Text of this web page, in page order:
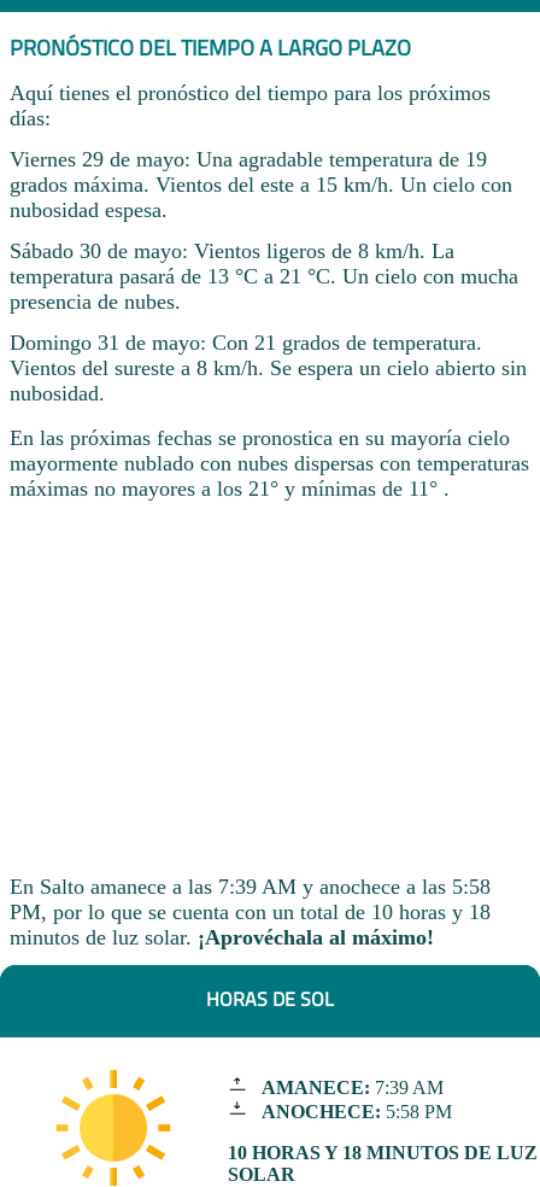
PRONÓSTICO DEL TIEMPO A LARGO PLAZO
Aquí tienes el pronóstico del tiempo para los próximos
días:
Viernes 29 de mayo: Una agradable temperatura de 19
grados máxima. Vientos del este a 15 km/h. Un cielo con
nubosidad espesa.
Sábado 30 de mayo: Vientos ligeros de 8 km/h. La
temperatura pasará de 13 °C a 21 °C. Un cielo con mucha
presencia de nubes.
Domingo 31 de mayo: Con 21 grados de temperatura.
Vientos del sureste a 8 km/h. Se espera un cielo abierto sin
nubosidad.
En las próximas fechas se pronostica en su mayoría cielo
mayormente nublado con nubes dispersas con temperaturas
máximas no mayores a los 21° y mínimas de 11° .
En Salto amanece a las 7:39 AM y anochece a las 5:58
PM, por lo que se cuenta con un total de 10 horas y 18
minutos de luz solar. ¡Aprovéchala al máximo!
HORAS DE SOL
AMANECE: 7:39 AM
ANOCHECE: 5:58 PM
10 HORAS Y 18 MINUTOS DE LUZ
SOLAR